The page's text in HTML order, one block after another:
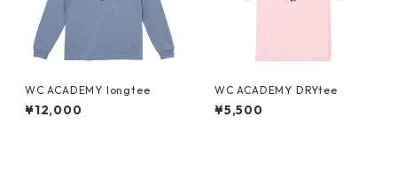
WC ACADEMY longtee
¥12,000
WC ACADEMY DRYtee
¥5,500